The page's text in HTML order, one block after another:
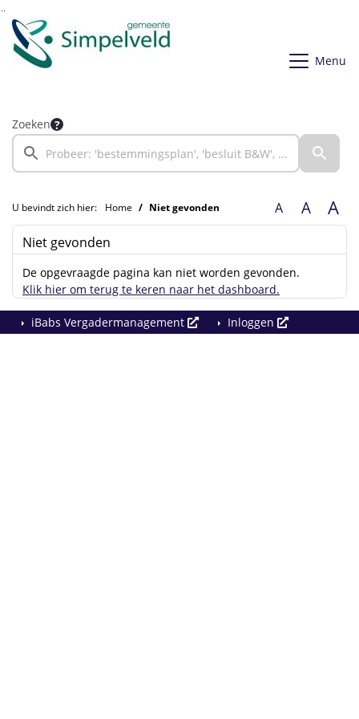
Ga naar de inhoud van deze pagina
Ga naar het zoeken
Ga naar het menu
Menu
Zoeken
U bevindt zich hier: Home Niet gevonden A A A
Niet gevonden
De opgevraagde pagina kan niet worden gevonden.
Klik hier om terug te keren naar het dashboard.
iBabs Vergadermanagement Inloggen